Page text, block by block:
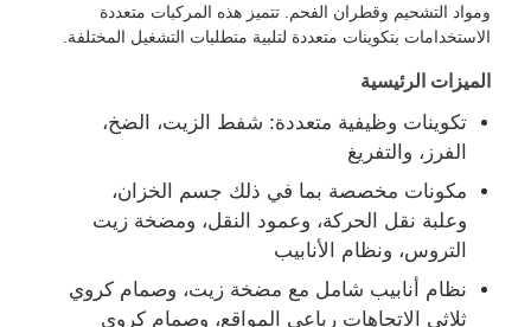
دبابة نصف مقطورة
شاحنة ناقلة زيت الوقود
حاوية خزان ISO
شاحنة تنظيف الصرف الصحي
مبردة صندوق شاحنة
ومواد التشحيم وقطران الفحم. تتميز هذه المركبات متعددة
الاستخدامات بتكوينات متعددة لتلبية متطلبات التشغيل المختلفة.
الميزات الرئيسية
تكوينات وظيفية متعددة: شفط الزيت، الضخ،
الفرز، والتفريغ
مكونات مخصصة بما في ذلك جسم الخزان،
وعلبة نقل الحركة، وعمود النقل، ومضخة زيت
التروس، ونظام الأنابيب
نظام أنابيب شامل مع مضخة زيت، وصمام كروي
ثلاثي الاتجاهات رباعي المواقع، وصمام كروي